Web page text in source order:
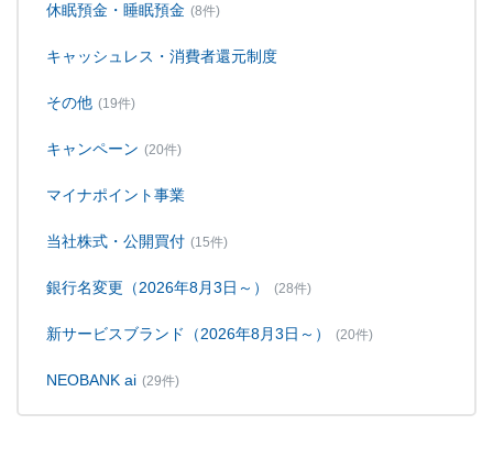
休眠預金・睡眠預金 (8件)
キャッシュレス・消費者還元制度
その他 (19件)
キャンペーン (20件)
マイナポイント事業
当社株式・公開買付 (15件)
銀行名変更（2026年8月3日～） (28件)
新サービスブランド（2026年8月3日～） (20件)
NEOBANK ai (29件)